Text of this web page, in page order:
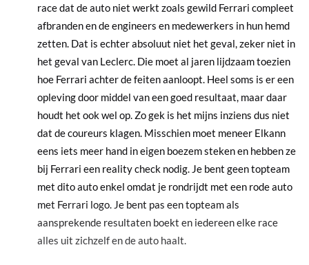
race dat de auto niet werkt zoals gewild Ferrari compleet
afbranden en de engineers en medewerkers in hun hemd
zetten. Dat is echter absoluut niet het geval, zeker niet in
het geval van Leclerc. Die moet al jaren lijdzaam toezien
hoe Ferrari achter de feiten aanloopt. Heel soms is er een
opleving door middel van een goed resultaat, maar daar
houdt het ook wel op. Zo gek is het mijns inziens dus niet
dat de coureurs klagen. Misschien moet meneer Elkann
eens iets meer hand in eigen boezem steken en hebben ze
bij Ferrari een reality check nodig. Je bent geen topteam
met dito auto enkel omdat je rondrijdt met een rode auto
met Ferrari logo. Je bent pas een topteam als
aansprekende resultaten boekt en iedereen elke race
alles uit zichzelf en de auto haalt.